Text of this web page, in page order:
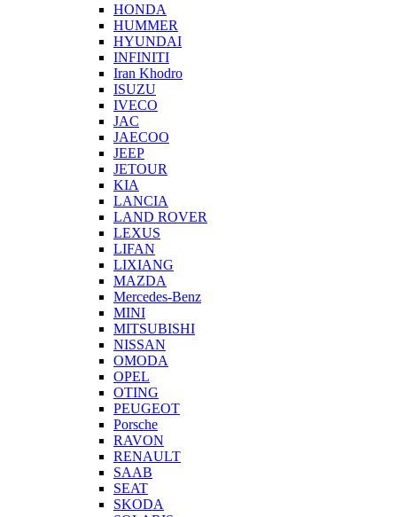
HONDA
HUMMER
HYUNDAI
INFINITI
Iran Khodro
ISUZU
IVECO
JAC
JAECOO
JEEP
JETOUR
KIA
LANCIA
LAND ROVER
LEXUS
LIFAN
LIXIANG
MAZDA
Mercedes-Benz
MINI
MITSUBISHI
NISSAN
OMODA
OPEL
OTING
PEUGEOT
Porsche
RAVON
RENAULT
SAAB
SEAT
SKODA